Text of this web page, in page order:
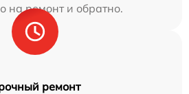
на ремонт и обратно.
ремонт